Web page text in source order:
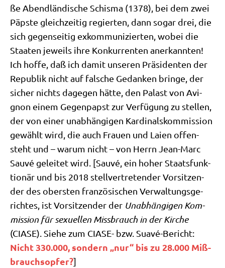
ße Abend­län­di­sche Schis­ma (1378), bei dem zwei
Päp­ste gleich­zei­tig regier­ten, dann sogar drei, die
sich gegen­sei­tig exkom­mu­ni­zier­ten, wobei die
Staa­ten jeweils ihre Kon­kur­ren­ten aner­kann­ten!
Ich hof­fe, daß ich damit unse­ren Prä­si­den­ten der
Repu­blik nicht auf fal­sche Gedan­ken brin­ge, der
sicher nichts dage­gen hät­te, den Palast von Avi­
gnon einem Gegen­papst zur Ver­fü­gung zu stel­len,
der von einer unab­hän­gi­gen Kar­di­nals­kom­mis­si­on
gewählt wird, die auch Frau­en und Lai­en offen­
steht und – war­um nicht – von Herrn Jean-Marc
Sau­vé gelei­tet wird. [Sau­vé, ein hoher Staats­funk­
tio­när und bis 2018 stell­ver­tre­ten­der Vor­sit­zen­
der des ober­sten fran­zö­si­schen Ver­wal­tungs­ge­
rich­tes, ist Vor­sit­zen­der der Unab­hän­gi­gen Kom­
mis­si­on für sexu­el­len Miss­brauch in der Kir­che
(CIASE). Sie­he zum CIASE- bzw. Sua­vé-Bericht:
Nicht 330.000, son­dern „nur“ bis zu 28.000 Miß­
brauchs­op­fer?]